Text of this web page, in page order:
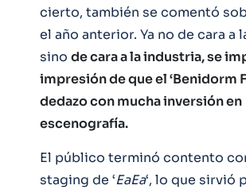
cierto, también se comentó
el año anterior. Ya no de cara a
sino de cara a la industria, se
impresión de que el ‘Benidorm
dedazo con mucha inversión en
escenografía.
El público terminó contento
staging de ‘EaEa‘, lo que sirvió